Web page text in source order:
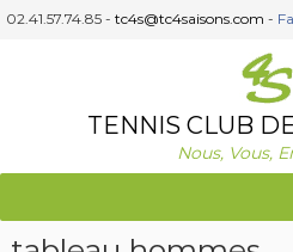
A02.41.57.74.85 - tc4s@tc4saisons.com -
TENNIS CLUB
Nous, Vous,